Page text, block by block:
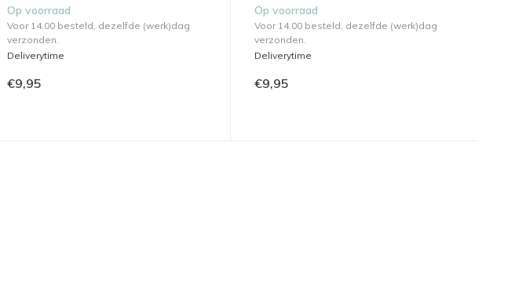
Op voorraad
Voor 14.00 besteld, dezelfde (werk)dag
verzonden.
Deliverytime
€9,95
Op voorraad
Voor 14.00 besteld, dezelfde (werk)dag
verzonden.
Deliverytime
€9,95